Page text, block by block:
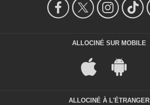
ALLOCINÉ SUR MOBILE
ALLOCINÉ À L'ÉTRANGER